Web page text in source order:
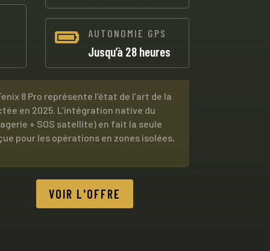
 AUTONOMIE GPS
Jusqu’à 28 heures
8 Pro représente l’état de l’art de la
en 2025. L’intégration native du
+ SOS satellite) en fait la seule
pour les opérations en zones isolées,
VOIR L'OFFRE